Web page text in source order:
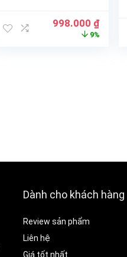
998.000 ₫
9%
Dành cho khách hàng
Review sản phẩm
Liên hệ
Giá tốt nhất